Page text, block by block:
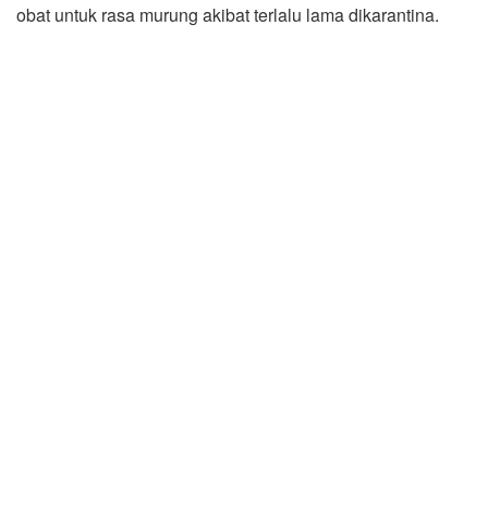
obat untuk rasa murung akibat terlalu lama dikarantina.